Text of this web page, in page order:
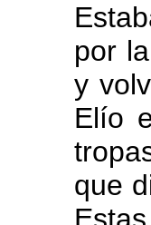
por
y
Elío
que